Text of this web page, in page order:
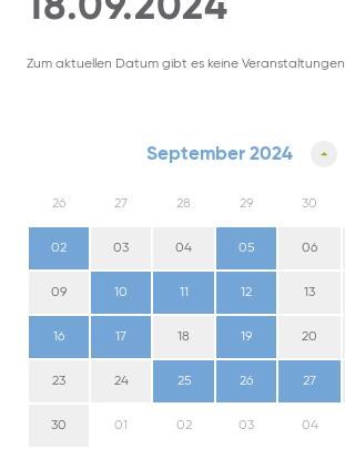
Zum aktuellen Datum gibt es keine Veranstaltungen
September 2024
26 27 28 29 30
02 03 04 05 06
09 10 11 12 13
16 17 18 19 20
23 24 25 26 27
30 01 02 03 04